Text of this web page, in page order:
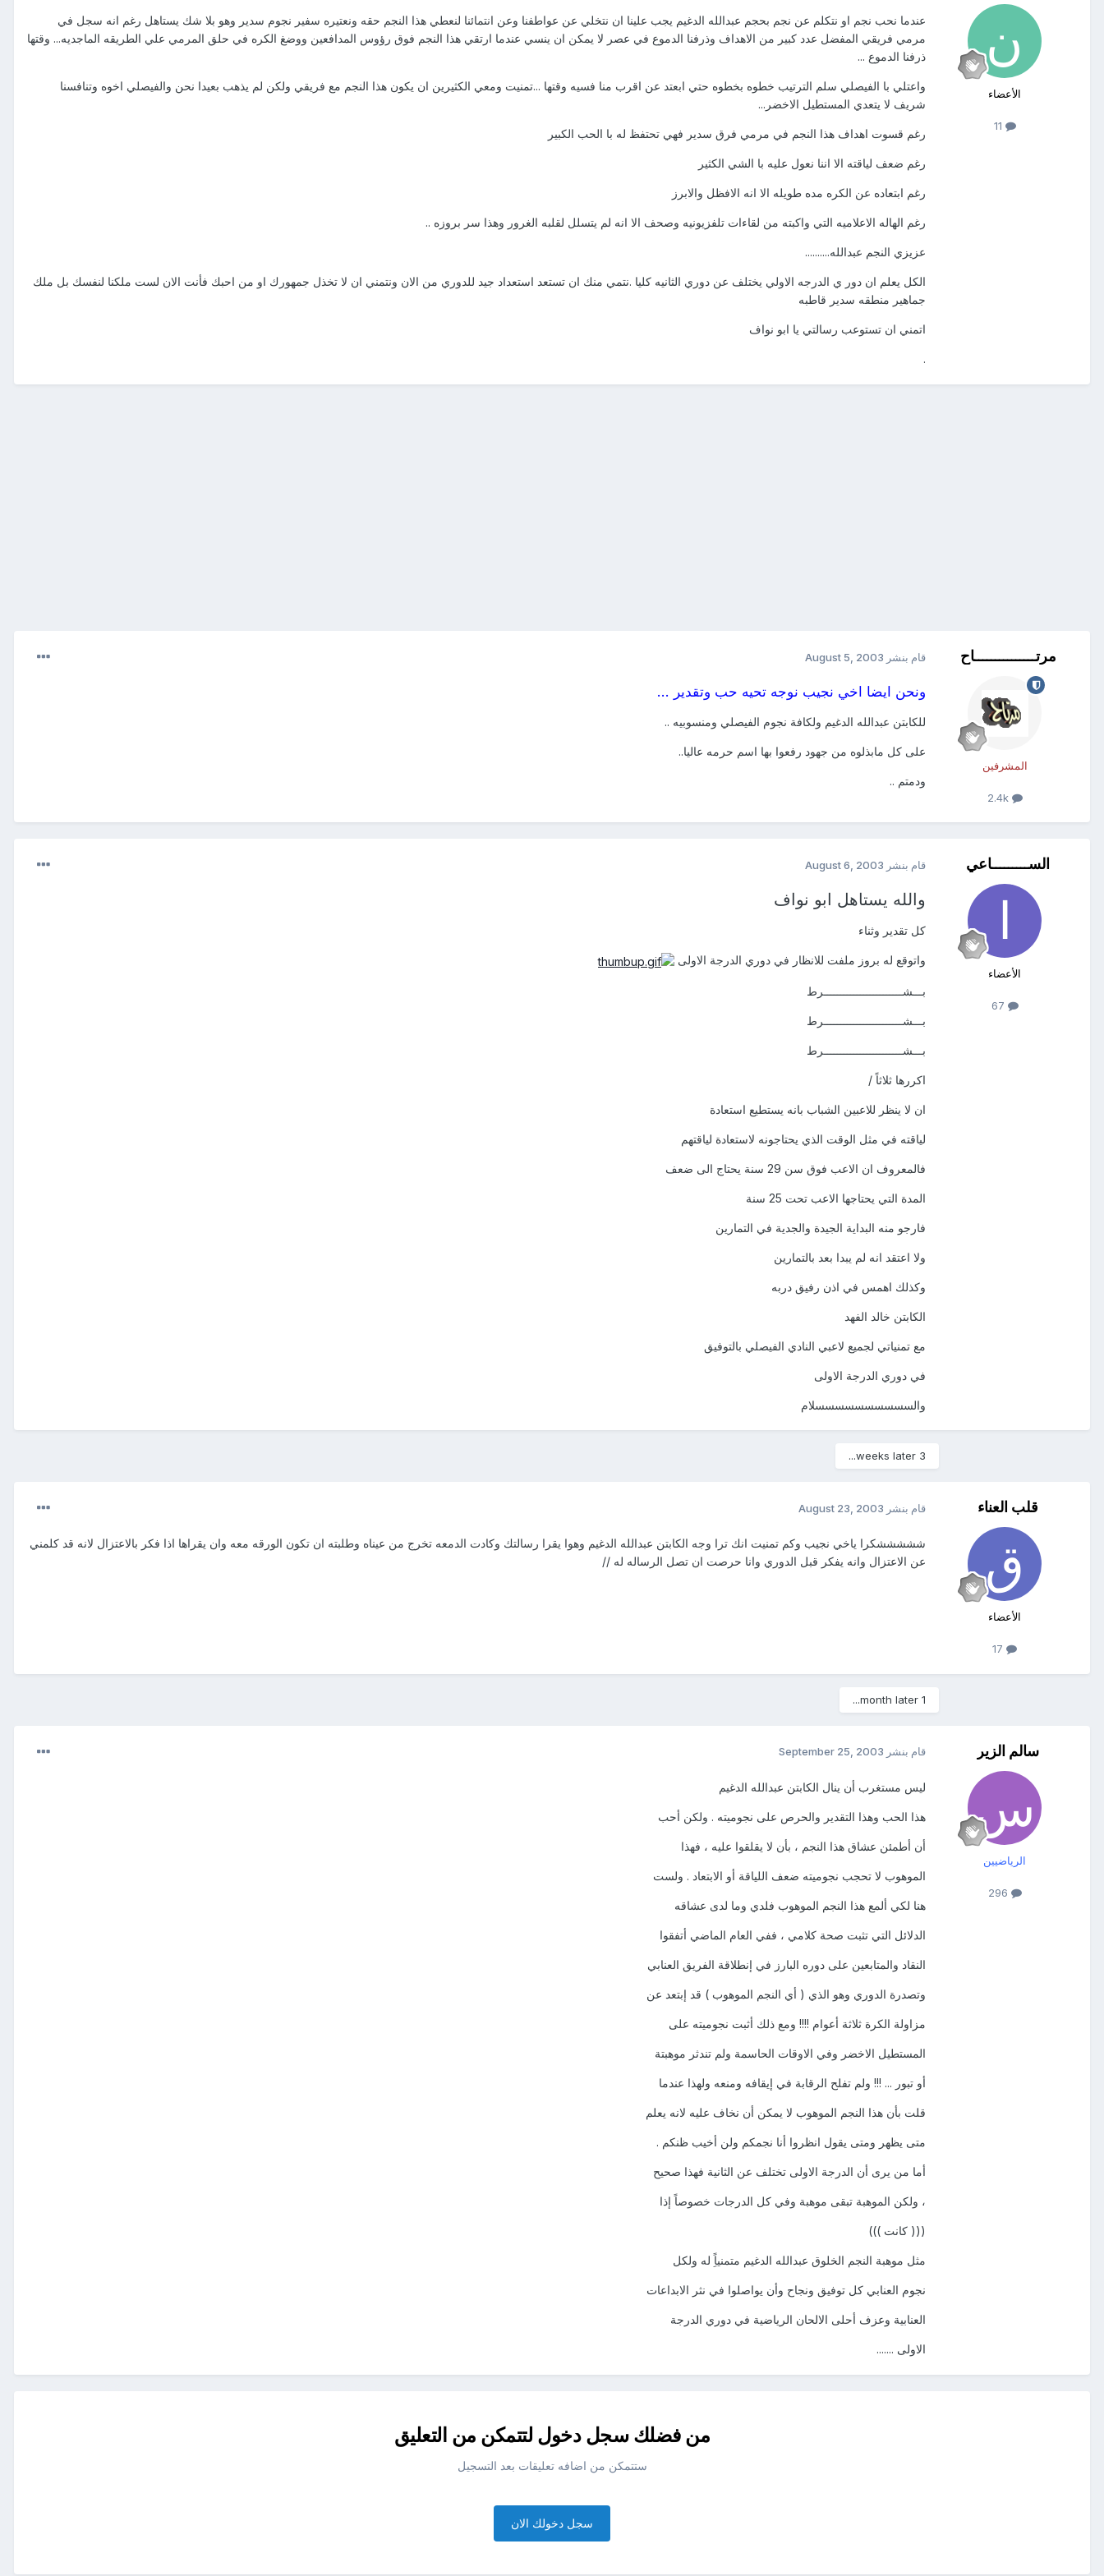
الأعضاء
عندما نحب نجم او نتكلم عن نجم بحجم عبدالله الدغيم يجب علينا ان نتخلي عن عواطفنا وعن انتمائنا لنعطي هذا النجم حقه ونعتيره سفير نجوم سدير وهو بلا شك يستاهل رغم انه سجل في
مرمي فريقي المفضل عدد كبير من الاهداف وذرفنا الدموع في عصر لا يمكن ان ينسي عندما ارتقي هذا النجم فوق رؤوس المدافعين ووضغ الكره في حلق المرمي علي الطريقه الماجديه... وقتها
ذرفنا الدموع ...
واعتلي با الفيصلي سلم الترتيب خطوه بخطوه حتي ابعتد عن اقرب منا فسيه وقتها ...تمنيت ومعي الكثيرين ان يكون هذا النجم مع فريقي ولكن لم يذهب بعيدا نحن والفيصلي اخوه وتنافسنا
شريف لا يتعدي المستطيل الاخضر...
رغم قسوت اهداف هذا النجم في مرمي فرق سدير فهي تحتفظ له با الحب الكبير
رغم ضعف لياقته الا اننا نعول عليه با الشي الكثير
رغم ابتعاده عن الكره مده طويله الا انه الافظل والابرز
رغم الهاله الاعلاميه التي واكبته من لقاءات تلفزيونيه وصحف الا انه لم يتسلل لقلبه الغرور وهذا سر بروزه ..
عزيزي النجم عبدالله..........
الكل يعلم ان دور ي الدرجه الاولي يختلف عن دوري الثانيه كليا .نتمي منك ان تستعد استعداد جيد للدوري من الان ونتمني ان لا تخذل جمهورك او من احبك فأنت الان لست ملكنا لنفسك بل ملك
جماهير منطقه سدير قاطبه
اتمني ان تستوعب رسالتي يا ابو نواف
.
مرتـــــــــــــــاح
المشرفين
2.4k
قام بنشر August 5, 2003
ونحن ايضا اخي نجيب نوجه تحيه حب وتقدير ...
للكابتن عبدالله الدغيم ولكافة نجوم الفيصلي ومنسوبيه ..
على كل مابذلوه من جهود رفعوا بها اسم حرمه عاليا..
ودمتم ..
الســـــــــاعي
الأعضاء
قام بنشر August 6, 2003
والله يستاهل ابو نواف
كل تقدير وثناء
واتوقع له بروز ملفت للانظار في دوري الدرجة الاولى
بـــشــــــــــــــــــــــــرط
بـــشــــــــــــــــــــــــرط
بـــشــــــــــــــــــــــــرط
اكررها ثلاثاً /
ان لا ينظر للاعبين الشباب بانه يستطيع استعادة
لياقته في مثل الوقت الذي يحتاجونه لاستعادة لياقتهم
فالمعروف ان الاعب فوق سن 29 سنة يحتاج الى ضعف
المدة التي يحتاجها الاعب تحت 25 سنة
فارجو منه البداية الجيدة والجدية في التمارين
ولا اعتقد انه لم يبدا بعد بالتمارين
وكذلك اهمس في اذن رفيق دربه
الكابتن خالد الفهد
مع تمنياتي لجميع لاعبي النادي الفيصلي بالتوفيق
في دوري الدرجة الاولى
والسسسسسسسسسسلام
3 weeks later...
قلب العناء
الأعضاء
قام بنشر August 23, 2003
شششششكرا ياخي نجيب وكم تمنيت انك ترا وجه الكابتن عبدالله الدغيم وهوا يقرا رسالتك وكادت الدمعه تخرج من عيناه وطلبته ان تكون الورقه معه وان يقراها اذا فكر بالاعتزال لانه قد كلمني
عن الاعتزال وانه يفكر قبل الدوري وانا حرصت ان تصل الرساله له //
1 month later...
سالم الزير
الرياضيين
قام بنشر September 25, 2003
ليس مستغرب أن ينال الكابتن عبدالله الدغيم
هذا الحب وهذا التقدير والحرص على نجوميته . ولكن أحب
أن أطمئن عشاق هذا النجم ، بأن لا يقلقوا عليه ، فهذا
الموهوب لا تحجب نجوميته ضعف اللياقة أو الابتعاد . ولست
هنا لكي ألمع هذا النجم الموهوب فلدي وما لدى عشاقه
الدلائل التي تثبت صحة كلامي ، ففي العام الماضي أتفقوا
النقاد والمتابعين على دوره البارز في إنطلاقة الفريق العنابي
وتصدرة الدوري وهو الذي ( أي النجم الموهوب ) قد إبتعد عن
مزاولة الكرة ثلاثة أعوام !!!! ومع ذلك أثبت نجوميته على
المستطيل الاخضر وفي الاوقات الحاسمة ولم تندثر موهبتة
أو تبور ... !!! ولم تفلح الرقابة في إيقافه ومنعه ولهذا عندما
قلت بأن هذا النجم الموهوب لا يمكن أن نخاف عليه لانه يعلم
متى يظهر ومتى يقول انظروا أنا نجمكم ولن أخيب ظنكم .
أما من يرى أن الدرجة الاولى تختلف عن الثانية فهذا صحيح
، ولكن الموهبة تبقى موهبة وفي كل الدرجات خصوصاً إذا
((( كانت )))
مثل موهبة النجم الخلوق عبدالله الدغيم متمنياًِ له ولكل
نجوم العنابي كل توفيق ونجاح وأن يواصلوا في نثر الابداعات
العنابية وعزف أحلى الالحان الرياضية في دوري الدرجة
الاولى .......
من فضلك سجل دخول لتتمكن من التعليق
ستتمكن من اضافه تعليقات بعد التسجيل
سجل دخولك الان